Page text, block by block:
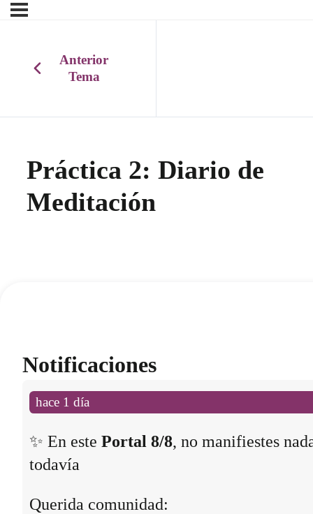
Anterior
Tema
Práctica 2: Diario de
Meditación
Notificaciones
hace 1 día
✨ En este Portal 8/8, no manifiestes
todavía
Querida comunidad: